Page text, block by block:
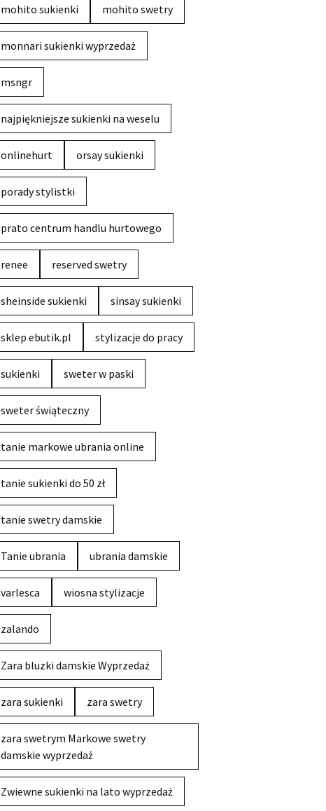
mohito sukienki mohito swetry
monnari sukienki wyprzedaż
msngr
najpiękniejsze sukienki na weselu
onlinehurt orsay sukienki
porady stylistki
prato centrum handlu hurtowego
renee reserved swetry
sheinside sukienki sinsay sukienki
sklep ebutik.pl stylizacje do pracy
sukienki sweter w paski
sweter świąteczny
tanie markowe ubrania online
tanie sukienki do 50 zł
tanie swetry damskie
Tanie ubrania ubrania damskie
varlesca wiosna stylizacje
zalando
Zara bluzki damskie Wyprzedaż
zara sukienki zara swetry
zara swetrym Markowe swetry
damskie wyprzedaż
Zwiewne sukienki na lato wyprzedaż